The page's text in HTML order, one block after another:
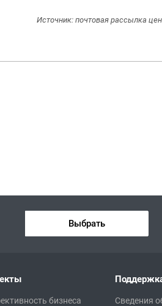
Источник: почтовая рассылка
Выбрать
бизнеса Сведения